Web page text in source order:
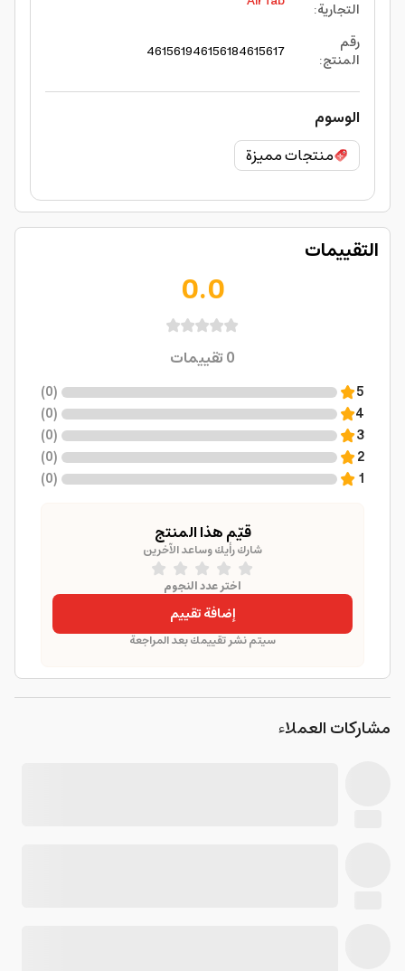
التجارية:
رقم
المنتج:
4615617
4615618
4615619
الوسوم
منتجات مميزة
التقييمات
0.0
0تقييمات
5
(
0
)
4
(
0
)
3
(
0
)
2
(
0
)
1
(
0
)
قيّم هذا المنتج
شارك رأيك وساعد الآخرين
اختر عدد النجوم
إضافة تقييم
سيتم نشر تقييمك بعد المراجعة
مشاركات العملاء